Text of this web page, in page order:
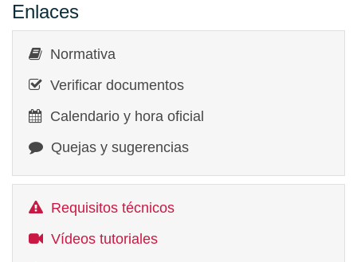
Enlaces
Normativa
Verificar documentos
Calendario y hora oficial
Quejas y sugerencias
Requisitos técnicos
Vídeos tutoriales